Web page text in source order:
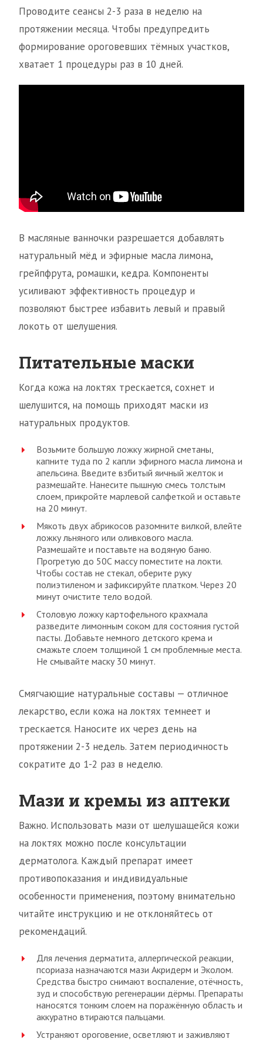
Проводите сеансы 2-3 раза в неделю на
протяжении месяца. Чтобы предупредить
формирование ороговевших тёмных участков,
хватает 1 процедуры раз в 10 дней.
В масляные ванночки разрешается добавлять
натуральный мёд и эфирные масла лимона,
грейпфрута, ромашки, кедра. Компоненты
усиливают эффективность процедур и
позволяют быстрее избавить левый и правый
локоть от шелушения.
Питательные маски
Когда кожа на локтях трескается, сохнет и
шелушится, на помощь приходят маски из
натуральных продуктов.
Возьмите большую ложку жирной сметаны,
капните туда по 2 капли эфирного масла лимона и
апельсина. Введите взбитый яичный желток и
размешайте. Нанесите пышную смесь толстым
слоем, прикройте марлевой салфеткой и оставьте
на 20 минут.
Мякоть двух абрикосов разомните вилкой, влейте
ложку льняного или оливкового масла.
Размешайте и поставьте на водяную баню.
Прогретую до 50С массу поместите на локти.
Чтобы состав не стекал, оберите руку
полиэтиленом и зафиксируйте платком. Через 20
минут очистите тело водой.
Столовую ложку картофельного крахмала
разведите лимонным соком для состояния густой
пасты. Добавьте немного детского крема и
смажьте слоем толщиной 1 см проблемные места.
Не смывайте маску 30 минут.
Смягчающие натуральные составы — отличное
лекарство, если кожа на локтях темнеет и
трескается. Наносите их через день на
протяжении 2-3 недель. Затем периодичность
сократите до 1-2 раз в неделю.
Мази и кремы из аптеки
Важно. Использовать мази от шелушащейся кожи
на локтях можно после консультации
дерматолога. Каждый препарат имеет
противопоказания и индивидуальные
особенности применения, поэтому внимательно
читайте инструкцию и не отклоняйтесь от
рекомендаций.
Для лечения дерматита, аллергической реакции,
псориаза назначаются мази Акридерм и Эколом.
Средства быстро снимают воспаление, отёчность,
зуд и способствую регенерации дёрмы. Препараты
наносятся тонким слоем на поражённую область и
аккуратно втираются пальцами.
Устраняют ороговение, осветляют и заживляют